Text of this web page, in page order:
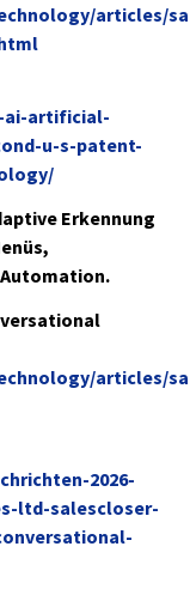
articles/
ai-artificial-
u-s-patent-
Erkennung
articles/
2026-
ltd-salescloser-